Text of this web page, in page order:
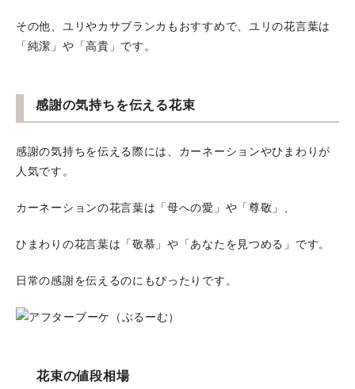
その他、ユリやカサブランカもおすすめで、ユリの花言葉は
「純潔」や「高貴」です。
感謝の気持ちを伝える花束
感謝の気持ちを伝える際には、カーネーションやひまわりが
人気です。
カーネーションの花言葉は「母への愛」や「尊敬」、
ひまわりの花言葉は「敬慕」や「あなたを見つめる」です。
日常の感謝を伝えるのにもぴったりです。
花束の値段相場